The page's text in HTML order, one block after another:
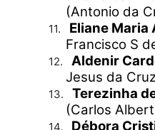
(Antonio da
11. Eliane Maria
Francisco S
12. Aldenir
Jesus da
13.
Terezinha
(Carlos
14.
Débora